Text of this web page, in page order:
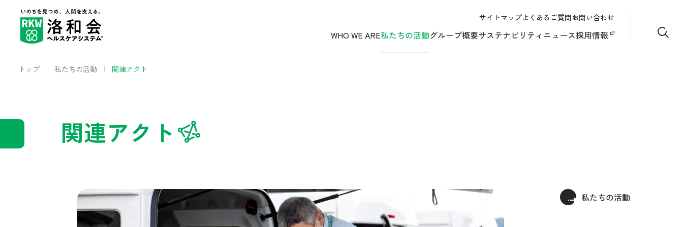
WHO WE ARE私たちの活動グループ概要サステナビリティ ニュース採用情報
サイトマップよくあるご質問お問い合わせ
サイ
トップ 私たちの活動 関連アクト
関連アクト
私たちの活動